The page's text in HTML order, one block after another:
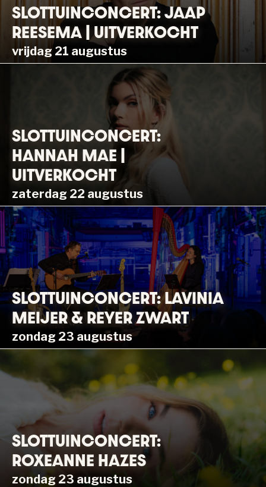
SLOTTUINCONCERT: JAAP
REESEMA | UITVERKOCHT
vrijdag 21 augustus
SLOTTUINCONCERT:
HANNAH MAE |
UITVERKOCHT
zaterdag 22 augustus
SLOTTUINCONCERT: LAVINIA
MEIJER & REYER ZWART
zondag 23 augustus
SLOTTUINCONCERT:
ROXEANNE HAZES
zondag 23 augustus